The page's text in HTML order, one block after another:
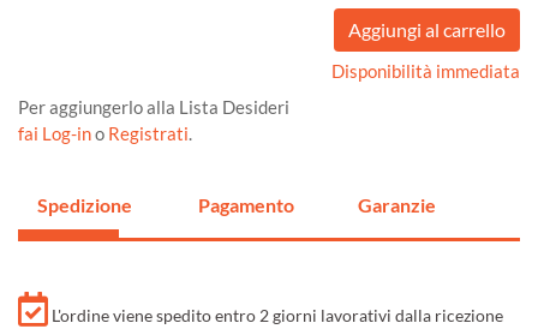
Disponibilità immediata
Per aggiungerlo alla Lista Desideri
fai Log-ino Registrati.
Spedizione Pagamento Garanzie
L'ordine viene spedito entro 2 giorni lavorativi dalla ricezione